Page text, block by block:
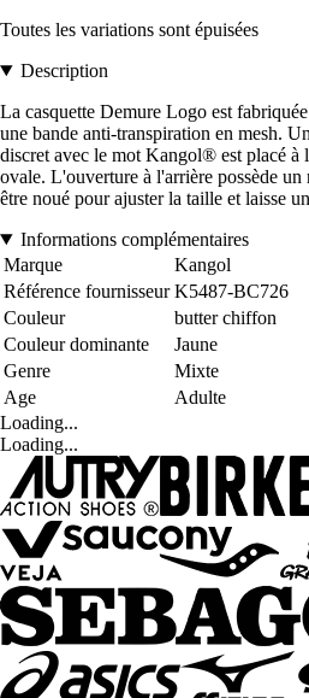
Toutes les variations sont épuisées
Description
La casquette Demure Logo est
une bande anti-transpiration en mesh.
discret avec le mot Kangol® est placé à
ovale. L'ouverture à l'arrière possède
être noué pour ajuster la taille et laisse
Informations complémentaires
Marque
Kangol
Référence fournisseur K5487-BC726
Couleur
butter chiffon
Couleur dominante
Jaune
Genre
Mixte
Age
Adulte
Loading...
Loading...